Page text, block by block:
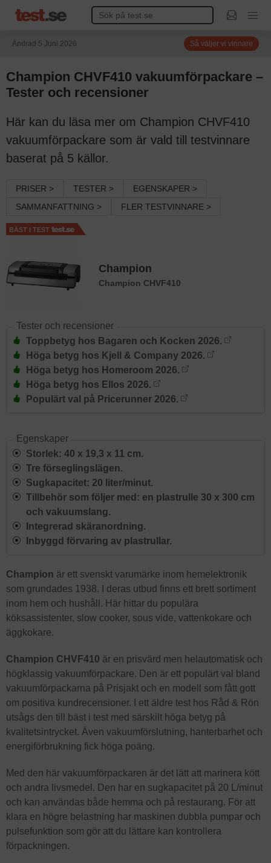
Ändrad 5 Juni 2026 Så väljer vi vinnare
Champion CHVF410 vakuumförpackare –
Tester och recensioner
Här kan du läsa mer om Champion CHVF410
vakuumförpackare som är vald till testvinnare
baserat på 5 källor.
PRISER > TESTER >
EGENSKAPER >
SAMMANFATTNING >
FLER TESTVINNARE >
BÄST I TEST
Champion
Champion CHVF410
Tester och recensioner
Toppbetyg hos Bagaren och Kocken 2026.
Höga betyg hos Kjell & Company 2026.
Höga betyg hos Homeroom 2026.
Höga betyg hos Ellos 2026.
Populärt val på Pricerunner 2026.
Egenskaper
Storlek: 40 x 19,3 x 11 cm.
Tre förseglingslägen.
Sugkapacitet: 20 liter/minut.
Tillbehör som följer med: en plastrulle 30 x 300 cm
och vakuumslang.
Integrerad skäranordning.
Inbyggd förvaring av plastrullar.
Champion är ett svenskt varumärke inom hemelektronik
som grundades 1938. I deras utbud finns ett brett sortiment
inom hem och hushåll. Här hittar du populära
köksassistenter, slow cooker, sous vide, vattenkokare och
äggkokare.
Champion CHVF410 är en prisvärd men helautomatisk och
högklassig vakuumförpackare. Den är ett populärt val bland
vakuumförpackarna på Prisjakt och en modell som fått gott
om positiva kundrecensioner. I ett äldre test hos Råd & Rön
utsågs den till bäst i test med särskilt höga betyg på
kvalitetsintrycket. Även vakuumförslutning, hanterbarhet och
energiförbrukning fick höga poäng.
Med den här vakuumförpackaren är det lätt att marinera kött
och andra livsmedel. Den har en sugkapacitet på 20 L/minut
och kan användas både hemma och på restaurang. För att
klara en högre belastning har maskinen dubbla pumpar och
pulsefunktion som gör att du lättare kan kontrollera
förpackningen.